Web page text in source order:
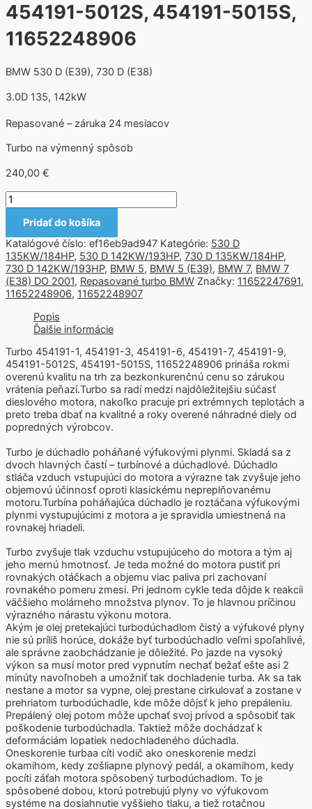
454191-5012S, 454191-5015S,
11652248906
BMW 530 D (E39), 730 D (E38)
3.0D 135, 142kW
Repasované – záruka 24 mesiacov
Turbo na výmenný spôsob
240,00 €
Pridať do košíka
Katalógové číslo: ef16eb9ad947 Kategórie: 530 D
135KW/184HP, 530 D 142KW/193HP, 730 D 135KW/184HP,
730 D 142KW/193HP, BMW 5, BMW 5 (E39), BMW 7, BMW 7
(E38) DO 2001, Repasované turbo BMW Značky: 11652247691,
11652248906, 11652248907
Popis
Ďalšie informácie
Turbo 454191-1, 454191-3, 454191-6, 454191-7, 454191-9,
454191-5012S, 454191-5015S, 11652248906 prináša rokmi
overenú kvalitu na trh za bezkonkurenčnú cenu so zárukou
vrátenia peňazí.Turbo sa radí medzi najdôležitejšiu súčasť
dieslového motora, nakoľko pracuje pri extrémnych teplotách a
preto treba dbať na kvalitné a roky overené náhradné diely od
popredných výrobcov.
Turbo je dúchadlo poháňané výfukovými plynmi. Skladá sa z
dvoch hlavných častí – turbínové a dúchadlové. Dúchadlo
stláča vzduch vstupujúci do motora a výrazne tak zvyšuje jeho
objemovú účinnosť oproti klasickému nepreplňovanému
motoru.Turbína poháňajúca dúchadlo je roztáčana výfukovými
plynmi vystupujúcimi z motora a je spravidla umiestnená na
rovnakej hriadeli.
Turbo zvyšuje tlak vzduchu vstupujúceho do motora a tým aj
jeho mernú hmotnosť. Je teda možné do motora pustiť pri
rovnakých otáčkach a objemu viac paliva pri zachovaní
rovnakého pomeru zmesi. Pri jednom cykle teda dôjde k reakcii
väčšieho molárneho množstva plynov. To je hlavnou príčinou
výrazného nárastu výkonu motora.
Akým je olej pretekajúci turbodúchadlom čistý a výfukové plyny
nie sú príliš horúce, dokáže byť turbodúchadlo veľmi spoľahlivé,
ale správne zaobchádzanie je dôležité. Po jazde na vysoký
výkon sa musí motor pred vypnutím nechať bežať ešte asi 2
minúty navoľnobeh a umožniť tak dochladenie turba. Ak sa tak
nestane a motor sa vypne, olej prestane cirkulovať a zostane v
prehriatom turbodúchadle, kde môže dôjsť k jeho prepáleniu.
Prepálený olej potom môže upchať svoj prívod a spôsobiť tak
poškodenie turbodúchadla. Taktiež môže dochádzať k
deformáciám lopatiek nedochladeného dúchadla.
Oneskorenie turbaa cíti vodič ako oneskorenie medzi
okamihom, kedy zošliapne plynový pedál, a okamihom, kedy
pocíti záťah motora spôsobený turbodúchadlom. To je
spôsobené dobou, ktorú potrebujú plyny vo výfukovom
systéme na dosiahnutie vyššieho tlaku, a tiež rotačnou